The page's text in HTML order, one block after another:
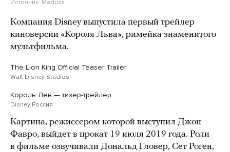
Источник: Meduza
Компания Disney выпустила первый трейлер
киноверсии «Короля Льва», римейка знаменитого
мультфильма.
The Lion King Official Teaser Trailer
Walt Disney Studios
Король Лев — тизер-трейлер
Disney Россия
Картина, режиссером которой выступил Джон
Фавро, выйдет в прокат 19 июля 2019 года. Роли
в фильме озвучивали Дональд Гловер, Сет Роген,